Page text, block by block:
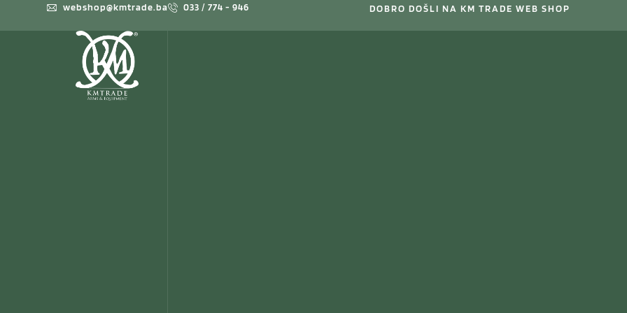
webshop@kmtrade.ba 033 / 774 - 946 DOBRO DOŠLI NA KM TRADE WEB SHOP